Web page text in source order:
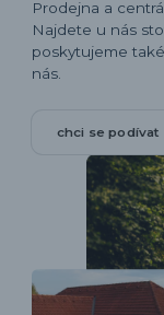
Prodejna a
Najdete u nás
poskytujeme
nás.
chci se podívat